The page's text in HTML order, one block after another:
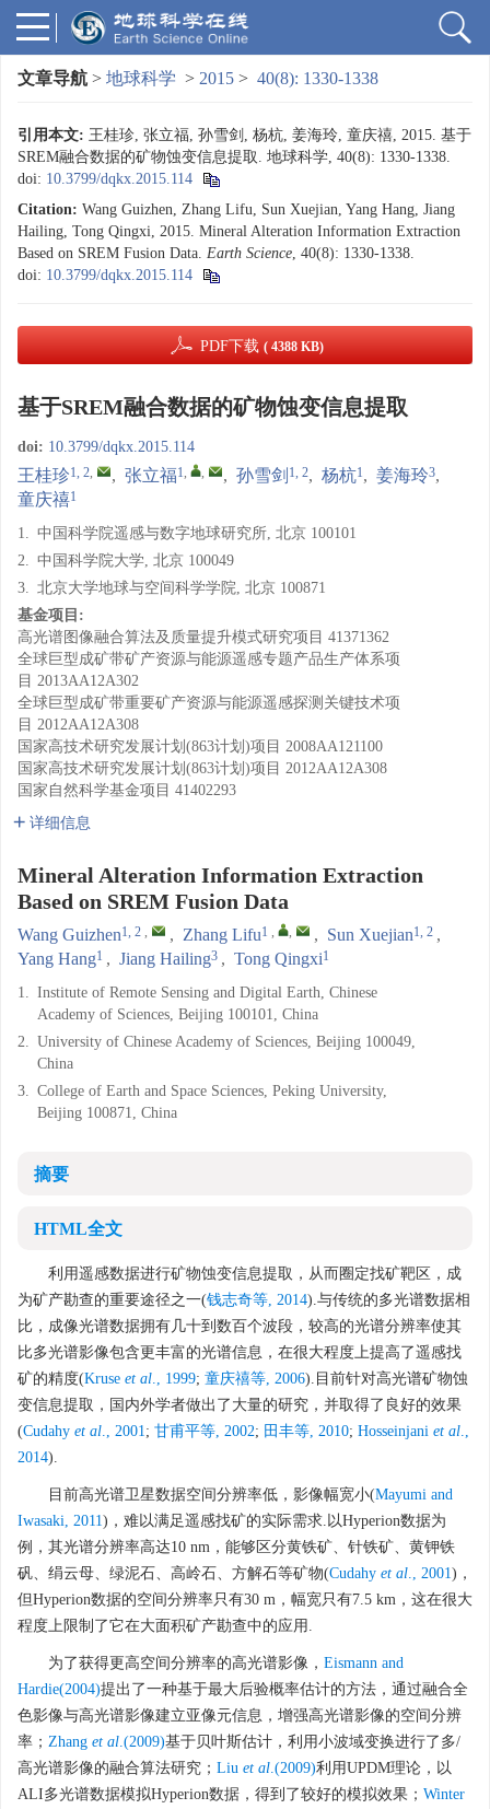
文章导航 > 地球科学 > 2015 > 40(8): 1330-1338
引用本文: 王桂珍, 张立福, 孙雪剑, 杨杭, 姜海玲, 童庆禧, 2015. 基于
SREM融合数据的矿物蚀变信息提取. 地球科学, 40(8): 1330-1338.
doi: 10.3799/dqkx.2015.114
Citation: Wang Guizhen, Zhang Lifu, Sun Xuejian, Yang Hang, Jiang
Hailing, Tong Qingxi, 2015. Mineral Alteration Information Extraction
Based on SREM Fusion Data. Earth Science, 40(8): 1330-1338.
doi: 10.3799/dqkx.2015.114
PDF下载 ( 4388 KB)
基于SREM融合数据的矿物蚀变信息提取
doi: 10.3799/dqkx.2015.114
王桂珍1, 2, , 张立福1, , , 孙雪剑 1, 2, 杨杭1, 姜海玲3,
童庆禧1
1. 中国科学院遥感与数字地球研究所, 北京 100101
2. 中国科学院大学, 北京 100049
3. 北京大学地球与空间科学学院, 北京 100871
基金项目:
高光谱图像融合算法及质量提升模式研究项目 41371362
全球巨型成矿带矿产资源与能源遥感专题产品生产体系项
目 2013AA12A302
全球巨型成矿带重要矿产资源与能源遥感探测关键技术项
目 2012AA12A308
国家高技术研究发展计划(863计划)项目 2008AA121100
国家高技术研究发展计划(863计划)项目 2012AA12A308
国家自然科学基金项目 41402293
详细信息
Mineral Alteration Information Extraction
Based on SREM Fusion Data
Wang Guizhen1, 2 , , Zhang Lifu1 , , , Sun Xuejian1, 2 ,
Yang Hang1 , Jiang Hailing3 , Tong Qingxi1
1. Institute of Remote Sensing and Digital Earth, Chinese
Academy of Sciences, Beijing 100101, China
2. University of Chinese Academy of Sciences, Beijing 100049,
China
3. College of Earth and Space Sciences, Peking University,
Beijing 100871, China
摘要
HTML全文
利用遥感数据进行矿物蚀变信息提取，从而圈定找矿靶区，成
为矿产勘查的重要途径之一(钱志奇等, 2014).与传统的多光谱数据相
比，成像光谱数据拥有几十到数百个波段，较高的光谱分辨率使其
比多光谱影像包含更丰富的光谱信息，在很大程度上提高了遥感找
矿的精度(Kruse et al., 1999; 童庆禧等, 2006).目前针对高光谱矿物蚀
变信息提取，国内外学者做出了大量的研究，并取得了良好的效果
(Cudahy et al., 2001; 甘甫平等, 2002; 田丰等, 2010; Hosseinjani et al.,
2014).
目前高光谱卫星数据空间分辨率低，影像幅宽小(Mayumi and
Iwasaki, 2011)，难以满足遥感找矿的实际需求.以Hyperion数据为
例，其光谱分辨率高达10 nm，能够区分黄铁矿、针铁矿、黄钾铁
矾、绢云母、绿泥石、高岭石、方解石等矿物(Cudahy et al., 2001)，
但Hyperion数据的空间分辨率只有30 m，幅宽只有7.5 km，这在很大
程度上限制了它在大面积矿产勘查中的应用.
为了获得更高空间分辨率的高光谱影像， Eismann and
Hardie(2004)提出了一种基于最大后验概率估计的方法，通过融合全
色影像与高光谱影像建立亚像元信息，增强高光谱影像的空间分辨
率； Zhang et al.(2009)基于贝叶斯估计，利用小波域变换进行了多/
高光谱影像的融合算法研究； Liu et al.(2009)利用UPDM理论，以
ALI多光谱数据模拟Hyperion数据，得到了较好的模拟效果； Winter